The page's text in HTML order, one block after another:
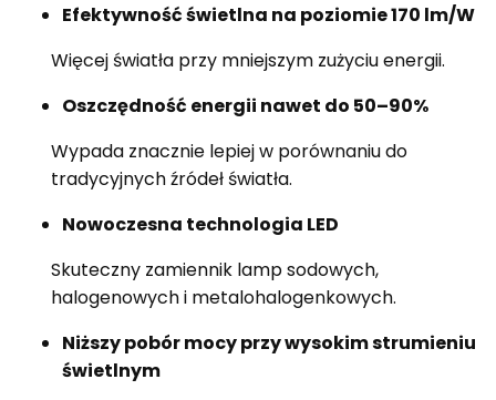
Efektywność świetlna na poziomie 170 lm/W
Więcej światła przy mniejszym zużyciu energii.
Oszczędność energii nawet do 50–90%
Wypada znacznie lepiej w porównaniu do
tradycyjnych źródeł światła.
Nowoczesna technologia LED
Skuteczny zamiennik lamp sodowych,
halogenowych i metalohalogenkowych.
Niższy pobór mocy przy wysokim strumieniu
świetlnym